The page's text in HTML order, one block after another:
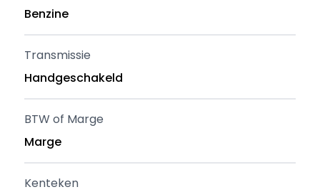
Benzine
Transmissie
Handgeschakeld
BTW of Marge
Marge
Kenteken